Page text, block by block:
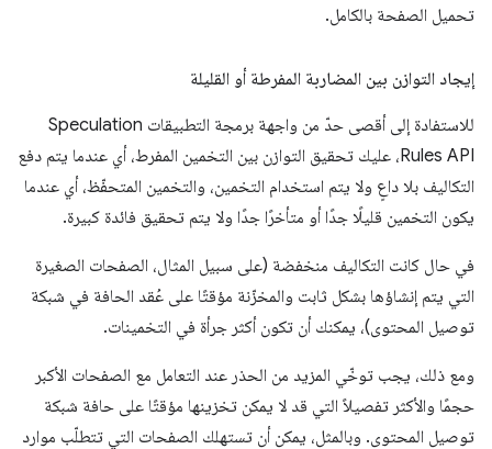
تحميل الصفحة بالكامل.
إيجاد التوازن بين المضاربة المفرطة أو القليلة
للاستفادة إلى أقصى حدّ من واجهة برمجة التطبيقات Speculation
Rules API، عليك تحقيق التوازن بين التخمين المفرط، أي عندما يتم دفع
التكاليف بلا داعٍ ولا يتم استخدام التخمين، والتخمين المتحفّظ، أي عندما
يكون التخمين قليلًا جدًا أو متأخرًا جدًا ولا يتم تحقيق فائدة كبيرة.
في حال كانت التكاليف منخفضة (على سبيل المثال، الصفحات الصغيرة
التي يتم إنشاؤها بشكل ثابت والمخزّنة مؤقتًا على عُقد الحافة في شبكة
توصيل المحتوى)، يمكنك أن تكون أكثر جرأة في التخمينات.
ومع ذلك، يجب توخّي المزيد من الحذر عند التعامل مع الصفحات الأكبر
حجمًا والأكثر تفصيلاً التي قد لا يمكن تخزينها مؤقتًا على حافة شبكة
توصيل المحتوى. وبالمثل، يمكن أن تستهلك الصفحات التي تتطلّب موارد